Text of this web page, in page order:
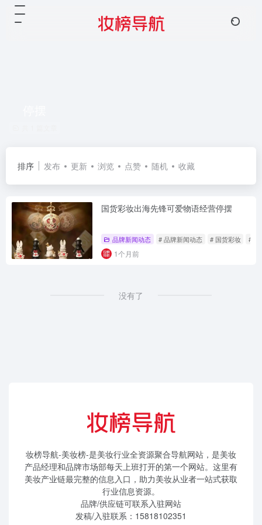
排序 发布 更新 浏览 点赞 随机 收藏
国货彩妆出海先锋可爱物语经营停摆
品牌新闻动态 # 品牌新闻动态 # 国货彩妆 # 可
1个月前
没有了
妆榜导航-美妆榜-是美妆行业全资源聚合导航网站，是美妆
产品经理和品牌市场部每天上班打开的第一个网站。这里有
美妆产业链最完整的信息入口，助力美妆从业者一站式获取
行业信息资源。
品牌/供应链可联系入驻网站
发稿/入驻联系：15818102351